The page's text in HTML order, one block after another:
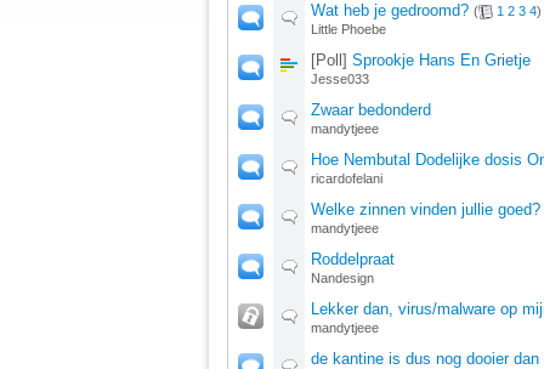
Wat heb je gedroomd? ( 1 2 3 4)
Little Phoebe
[Poll] Sprookje Hans En Grietje
Jesse033
Zwaar bedonderd
mandytjeee
Hoe Nembutal Dodelijke dosis
ricardofelani
Welke zinnen vinden jullie goed?
mandytjeee
Roddelpraat
Nandesign
Lekker dan, virus/malware op
mandytjeee
de kantine is dus nog dooier dan